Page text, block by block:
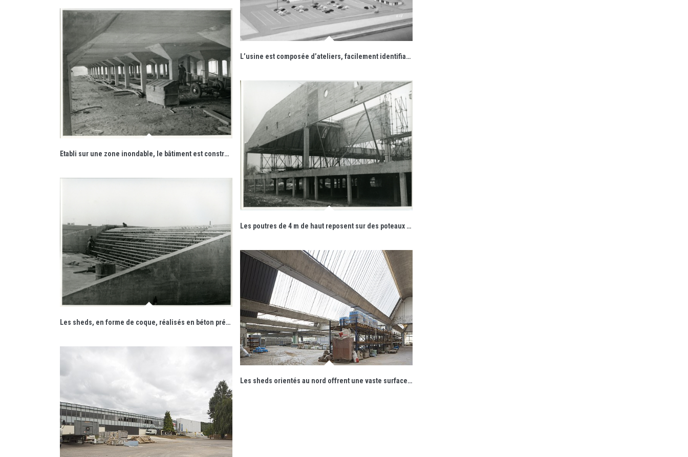
L’usine est composée d’ateliers, facilement identifiables par la présence de sheds, dissimulés par le volume des locaux administratifs s’étirant sur la partie ouest. Un bâtiment dédié au gardien prend place à l’entrée du site.
Etabli sur une zone inondable, le bâtiment est construit sur un sous-sol composé de poteaux-champignons.
Les poutres de 4 m de haut reposent sur des poteaux espacés tous les 20 m.
Les sheds, en forme de coque, réalisés en béton précontraint sont de fins voiles d'environ 8 cm d'épaisseur.
Les sheds orientés au nord offrent une vaste surface vitrée pour éclairer d'une lumière constante les ateliers de production.